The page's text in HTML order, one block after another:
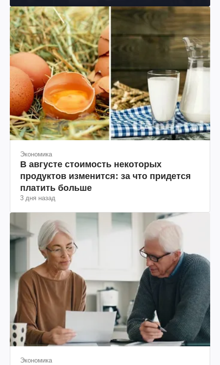
Экономика
В августе стоимость некоторых
продуктов изменится: за что придется
платить больше
3 дня назад
Экономика